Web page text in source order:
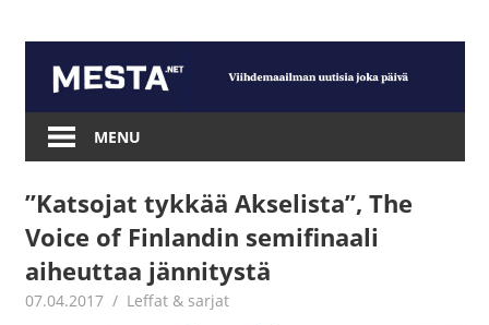
content
Mesta.net
MENU
”Katsojat tykkää Akselista”, The
Voice of Finlandin semifinaali
aiheuttaa jännitystä
07.04.2017 Juha Kaunisto
Leffat & sarjat